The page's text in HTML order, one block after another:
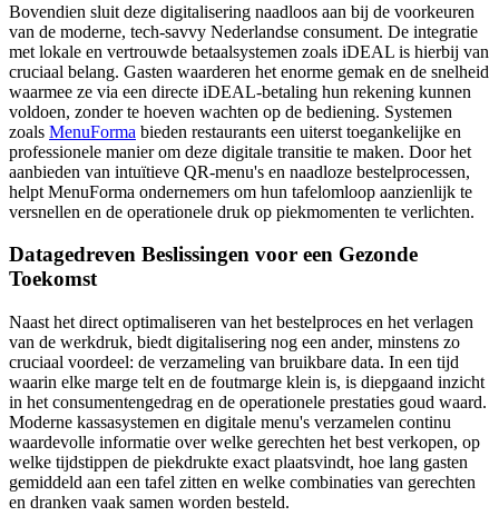
Bovendien sluit deze digitalisering naadloos aan bij de voorkeuren
van de moderne, tech-savvy Nederlandse consument. De integratie
met lokale en vertrouwde betaalsystemen zoals iDEAL is hierbij van
cruciaal belang. Gasten waarderen het enorme gemak en de snelheid
waarmee ze via een directe iDEAL-betaling hun rekening kunnen
voldoen, zonder te hoeven wachten op de bediening. Systemen
zoals MenuForma bieden restaurants een uiterst toegankelijke en
professionele manier om deze digitale transitie te maken. Door het
aanbieden van intuïtieve QR-menu's en naadloze bestelprocessen,
helpt MenuForma ondernemers om hun tafelomloop aanzienlijk te
versnellen en de operationele druk op piekmomenten te verlichten.
Datagedreven Beslissingen voor een Gezonde
Toekomst
Naast het direct optimaliseren van het bestelproces en het verlagen
van de werkdruk, biedt digitalisering nog een ander, minstens zo
cruciaal voordeel: de verzameling van bruikbare data. In een tijd
waarin elke marge telt en de foutmarge klein is, is diepgaand inzicht
in het consumentengedrag en de operationele prestaties goud waard.
Moderne kassasystemen en digitale menu's verzamelen continu
waardevolle informatie over welke gerechten het best verkopen, op
welke tijdstippen de piekdrukte exact plaatsvindt, hoe lang gasten
gemiddeld aan een tafel zitten en welke combinaties van gerechten
en dranken vaak samen worden besteld.